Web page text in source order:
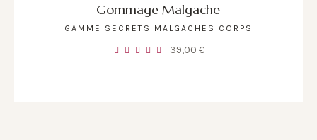
Gommage Malgache
GAMME SECRETS MALGACHES CORPS
39,00 €